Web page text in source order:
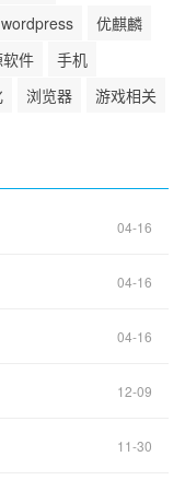
wordpress
优麒麟
件
手机
浏览器
游戏相关
04-16
04-16
04-16
12-09
11-30